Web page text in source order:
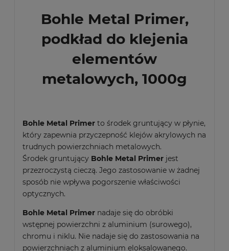
Bohle Metal Primer,
podkład do klejenia
elementów
metalowych, 1000g
Bohle Metal Primer to środek gruntujący w płynie,
który zapewnia przyczepność klejów akrylowych na
trudnych powierzchniach metalowych.
Środek gruntujący Bohle Metal Primer jest
przezroczystą cieczą. Jego zastosowanie w żadnej
sposób nie wpływa pogorszenie właściwości
optycznych.
Bohle Metal Primer nadaje się do obróbki
wstępnej powierzchni z aluminium (surowego),
chromu i niklu. Nie nadaje się do zastosowania na
powierzchniach z aluminium eloksalowanego.